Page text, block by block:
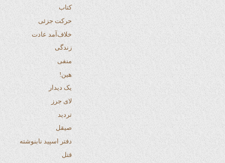
کتاب
حرکت جزئی
خلاف‌آمد عادت
زندگی
هین!
یک دیدار
لای جرز
تردید
صیقل
دفتر اسپید نابنوشته
قتل